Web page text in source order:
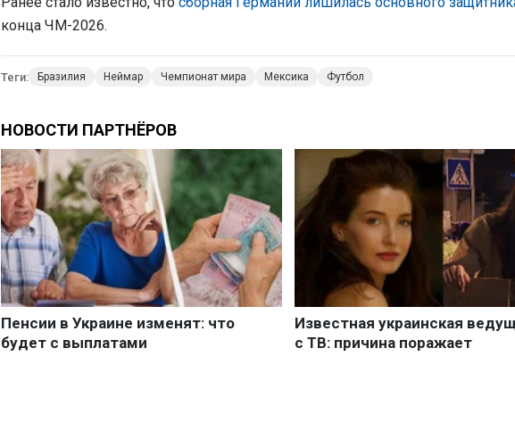
конца ЧМ-2026.
Теги: Бразилия Неймар Чемпионат мира Мексика Футбол